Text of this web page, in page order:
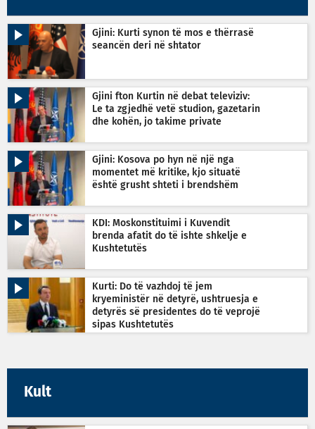
Gjini: Kurti synon të mos e thërrasë
seancën deri në shtator
Gjini fton Kurtin në debat televiziv:
Le ta zgjedhë vetë studion, gazetarin
dhe kohën, jo takime private
Gjini: Kosova po hyn në një nga
momentet më kritike, kjo situatë
është grusht shteti i brendshëm
KDI: Moskonstituimi i Kuvendit
brenda afatit do të ishte shkelje e
Kushtetutës
Kurti: Do të vazhdoj të jem
kryeministër në detyrë, ushtruesja e
detyrës së presidentes do të veprojë
sipas Kushtetutës
Kult